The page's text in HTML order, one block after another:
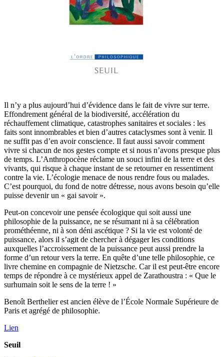
Il n’y a plus aujourd’hui d’évidence dans le fait de vivre sur terre.
Effondrement général de la biodiversité, accélération du
réchauffement climatique, catastrophes sanitaires et sociales : les
faits sont innombrables et bien d’autres cataclysmes sont à venir. Il
ne suffit pas d’en avoir conscience. Il faut aussi savoir comment
vivre si chacun de nos gestes compte et si nous n’avons presque plus
de temps. L’Anthropocène réclame un souci infini de la terre et des
vivants, qui risque à chaque instant de se retourner en ressentiment
contre la vie. L’écologie menace de nous rendre fous ou malades.
C’est pourquoi, du fond de notre détresse, nous avons besoin qu’elle
puisse devenir un « gai savoir ».
Peut-on concevoir une pensée écologique qui soit aussi une
philosophie de la puissance, ne se résumant ni à sa célébration
prométhéenne, ni à son déni ascétique ? Si la vie est volonté de
puissance, alors il s’agit de chercher à dégager les conditions
auxquelles l’accroissement de la puissance peut aussi prendre la
forme d’un retour vers la terre. En quête d’une telle philosophie, ce
livre chemine en compagnie de Nietzsche. Car il est peut-être encore
temps de répondre à ce mystérieux appel de Zarathoustra : « Que le
surhumain soit le sens de la terre ! »
Benoît Berthelier est ancien élève de l’École Normale Supérieure de
Paris et agrégé de philosophie.
Lien
Seuil